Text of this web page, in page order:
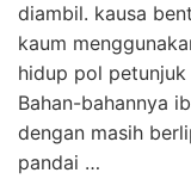
diambil. kausa
kaum
hidup pol
Bahan-bahannya
dengan masih
pandai …